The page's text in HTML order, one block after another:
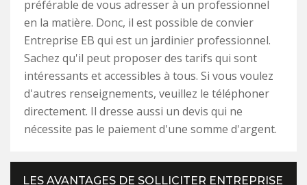
préférable de vous adresser à un professionnel
en la matière. Donc, il est possible de convier
Entreprise EB qui est un jardinier professionnel.
Sachez qu'il peut proposer des tarifs qui sont
intéressants et accessibles à tous. Si vous voulez
d'autres renseignements, veuillez le téléphoner
directement. Il dresse aussi un devis qui ne
nécessite pas le paiement d'une somme d'argent.
LES AVANTAGES DE SOLLICITER ENTREPRISE